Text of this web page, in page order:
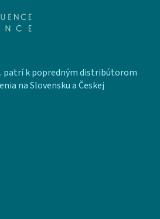
patrí k popredným distribútorom
na Slovensku a Českej